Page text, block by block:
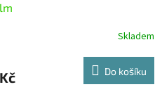
Skladem
Do košíku